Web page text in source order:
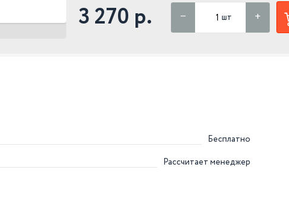
3 270 р. шт
Бесплатно
Рассчитает менеджер